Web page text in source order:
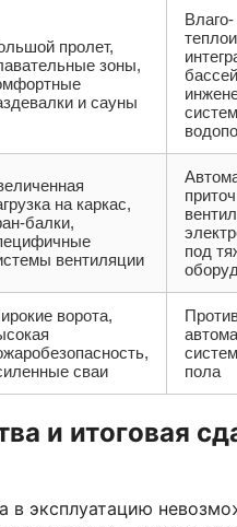
пролет,
зоны,
и сауны
Влаго-
на каркас,
балки,
вентиляции
под
ворота,
сваи
пола
и итоговая
в эксплуатацию